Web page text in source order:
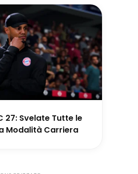
27: Svelate Tutte le
Modalità Carriera